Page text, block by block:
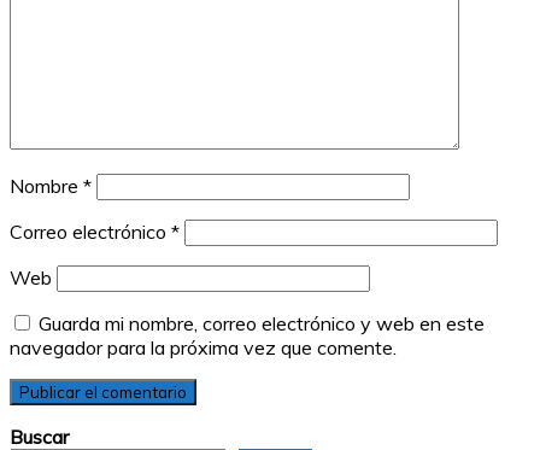
Nombre *
Correo electrónico *
Web
Guarda mi nombre, correo electrónico y web en este
navegador para la próxima vez que comente.
Buscar